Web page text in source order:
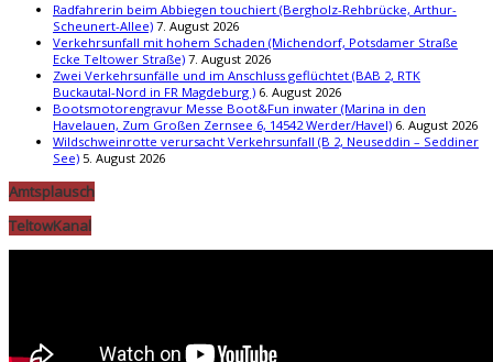
Radfahrerin beim Abbiegen touchiert (Bergholz-Rehbrücke, Arthur-
Scheunert-Allee) 7. August 2026
Verkehrsunfall mit hohem Schaden (Michendorf, Potsdamer Straße
Ecke Teltower Straße) 7. August 2026
Zwei Verkehrsunfälle und im Anschluss geflüchtet (BAB 2, RTK
Buckautal-Nord in FR Magdeburg ) 6. August 2026
Bootsmotorengravur Messe Boot&Fun inwater (Marina in den
Havelauen, Zum Großen Zernsee 6, 14542 Werder/Havel) 6. August 2026
Wildschweinrotte verursacht Verkehrsunfall (B 2, Neuseddin – Seddiner
See) 5. August 2026
Amtsplausch
TeltowKanal